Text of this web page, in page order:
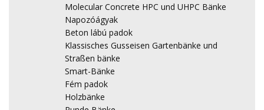
Molecular Concrete HPC und UHPC Bänke
Napozóágyak
Beton lábú padok
Klassisches Gusseisen Gartenbänke und
Straßen bänke
Smart-Bänke
Fém padok
Holzbänke